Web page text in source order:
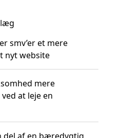
smv’er et mere
nyt website
mere
at leje en